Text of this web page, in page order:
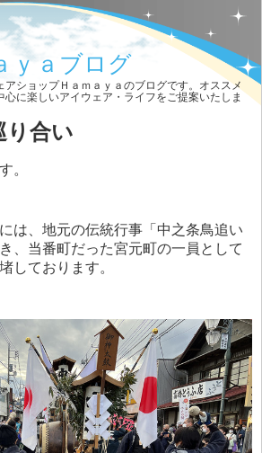
ｙａブログ
アショップＨａｍａｙａのブログです。オススメ
心に楽しいアイウェア・ライフをご提案いたしま
り合い
。
は、地元の伝統行事「中之条鳥追い
、当番町だった宮元町の一員として
しております。